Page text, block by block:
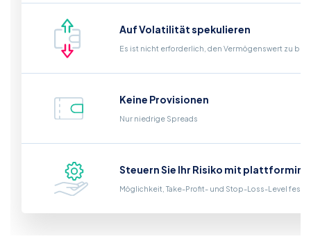
Auf Volatilität spekulieren
Es ist nicht erforderlich, den Vermögenswert zu
Keine Provisionen
Nur niedrige Spreads
Steuern Sie Ihr Risiko mit
Möglichkeit, Take-Profit- und Stop-Loss-Level